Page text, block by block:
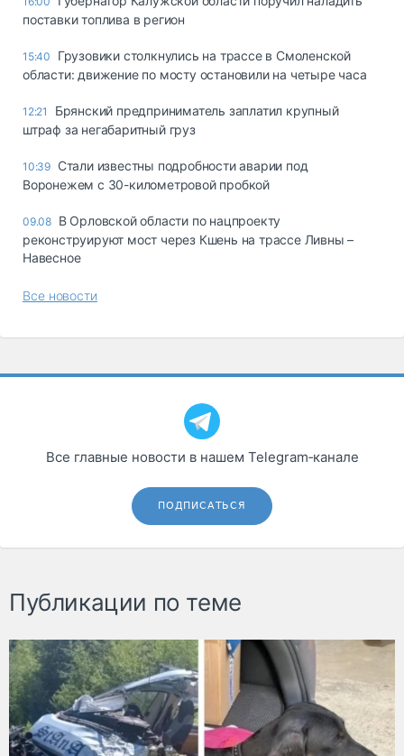
поставки топлива в регион
15:40
Грузовики столкнулись на трассе в Смоленской
области: движение по мосту остановили на четыре часа
12:21
Брянский предприниматель заплатил крупный
штраф за негабаритный груз
10:39 Стали известны подробности аварии под
Воронежем с 30-километровой пробкой
09.08 В Орловской области по нацпроекту
реконструируют мост через Кшень на трассе Ливны –
Навесное
Все новости
Все главные новости в нашем Telegram‑канале
ПОДПИСАТЬСЯ
Публикации по теме